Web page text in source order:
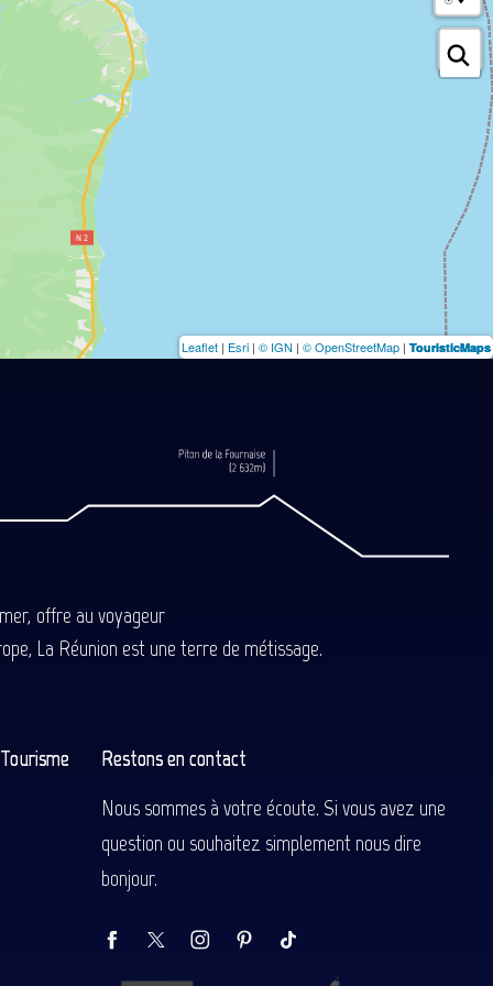
Leaflet | Esri | © IGN | © OpenStreetMap | TouristicMaps
offre au voyageur
La Réunion est une terre de métissage.
Restons en contact
Nous sommes à votre écoute. Si vous avez une
question ou souhaitez simplement nous dire
bonjour.